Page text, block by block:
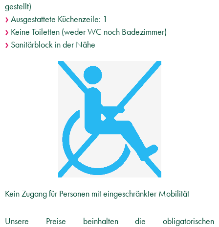
gestellt)
Ausgestattete Küchenzeile: 1
Keine Toiletten (weder WC noch Badezimmer)
Sanitärblock in der Nähe
Kein Zugang für Personen mit eingeschränkter Mobilität
Unsere Preise beinhalten die obligatorischen